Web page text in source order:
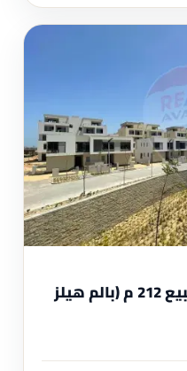
فيلا تاون هاوس كورنر للبيع 212 م (بالم هيلز